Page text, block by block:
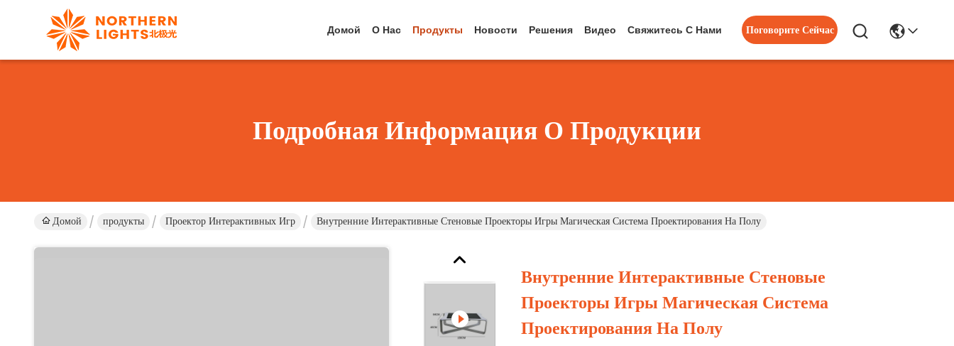
Домой О Нас Продукты Новости Решения Видео Свяжитесь С Нами Поговорите Сейчас
Подробная Информация О Продукции
Домой продукты Проектор Интерактивных Игр Внутренние Интерактивные Стеновые Проекторы Игры Магическая Система Проектирования На Полу
Внутренние Интерактивные Стеновые
Проекторы Игры Магическая Система
Проектирования На Полу